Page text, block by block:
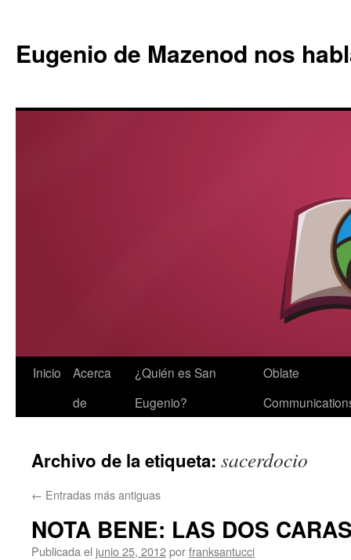
Eugenio de Mazenod nos
Saltar
Inicio
Acerca
de
¿Quién es San
Eugenio?
Oblate
Archivo de la etiqueta: sacerdocio
← Entradas más antiguas
NOTA BENE: LAS DOS
Publicada el junio 25, 2012porfranksantucci